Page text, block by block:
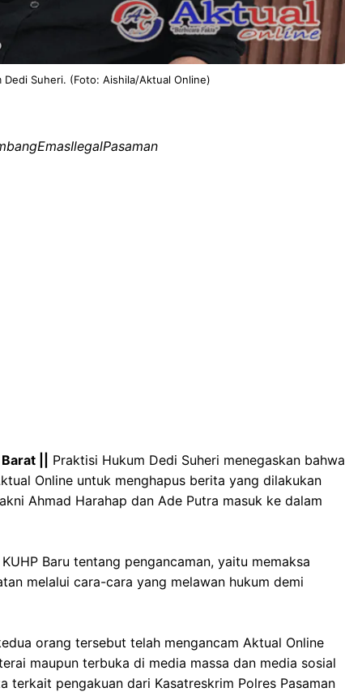
Dedi Suheri. (Foto: Aishila/Aktual Online)
||
Praktisi Hukum Dedi Suheri menegaskan bahwa
Online untuk menghapus berita yang dilakukan
Ahmad Harahap dan Ade Putra masuk ke dalam
Baru tentang pengancaman, yaitu memaksa
melalui cara-cara yang melawan hukum demi
orang tersebut telah mengancam Aktual Online
maupun terbuka di media massa dan media sosial
terkait pengakuan dari Kasatreskrim Polres Pasaman